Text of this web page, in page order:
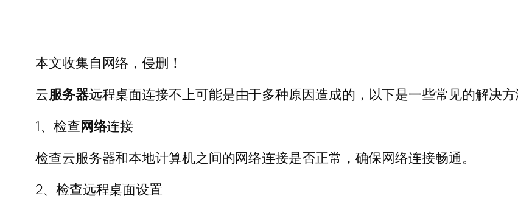
本文收集自网络，侵删！
云服务器远程桌面连接不上可能是由于多种原因造成的，以下是一些常见的解决方
1、检查网络连接
检查云服务器和本地计算机之间的网络连接是否正常，确保网络连接畅通。
2、检查远程桌面设置